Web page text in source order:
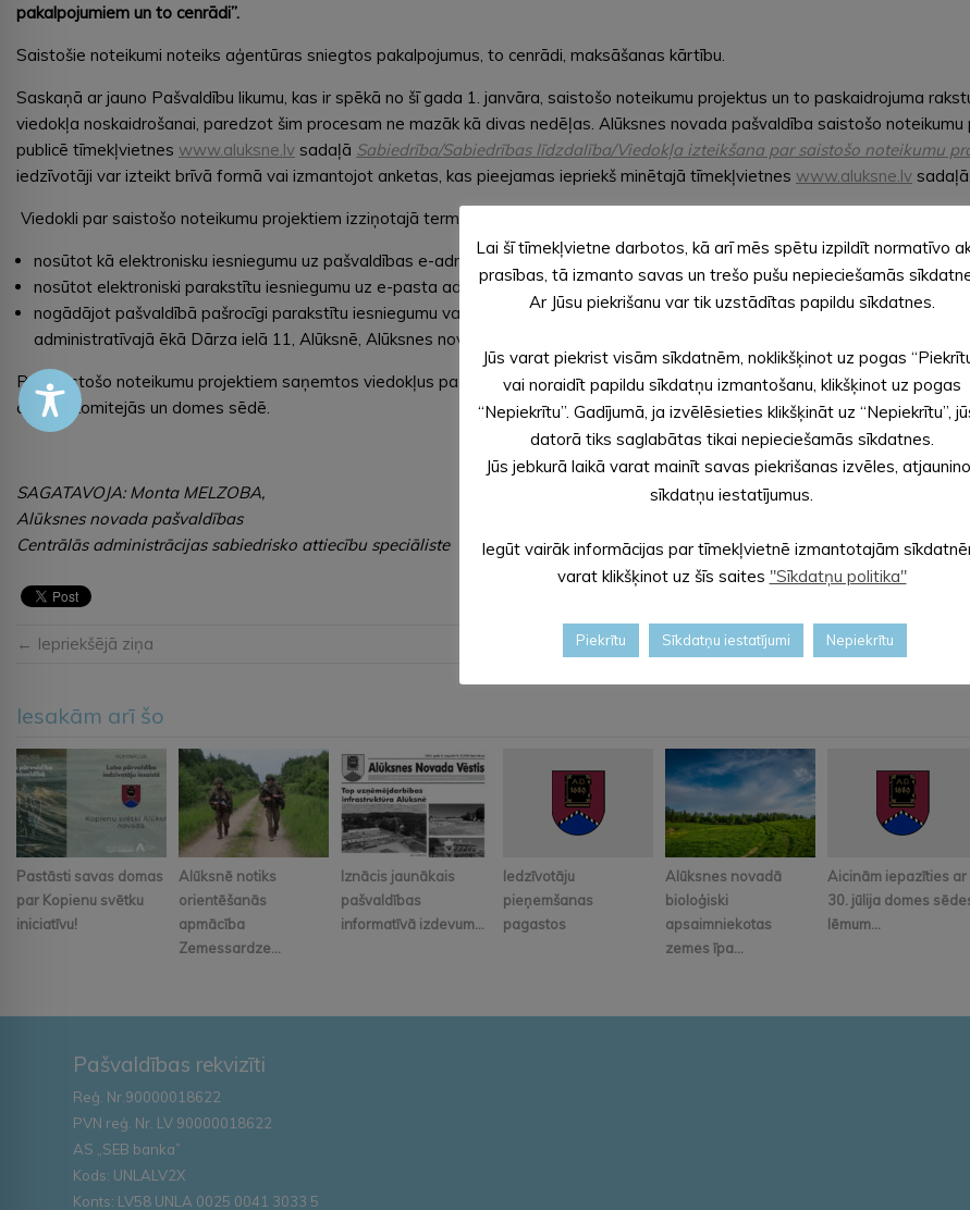
pakalpojumiem un to cenrādi”.
Saistošie noteikumi noteiks aģentūras sniegtos pakalpojumus, to cenrādi, maksāšanas kārtību.
Saskaņā ar jauno Pašvaldību likumu, kas ir spēkā no šī gada 1. janvāra, saistošo noteikumu projektus un to paskaidrojuma
viedokļa noskaidrošanai, paredzot šim procesam ne mazāk kā divas nedēļas. Alūksnes novada pašvaldība saistošo
publicē tīmekļvietnes www.aluksne.lv sadaļā Sabiedrība/Sabiedrības līdzdalība/Viedokļa izteikšana par saistošo noteikumu
iedzīvotāji var izteikt brīvā formā vai izmantojot anketas, kas pieejamas iepriekš minētajā tīmekļvietnes www.aluksne.lv sadaļā.
Viedokli par saistošo noteikumu projektiem izziņotajā termiņā var iesniegt kādā no šiem veidiem:
nosūtot kā elektronisku iesniegumu uz pašvaldības e-adresi portālālatvija.gov.lv,
nosūtot elektroniski parakstītu iesniegumu uz e-pasta adresi priekslikumi@aluksne.lv,
nogādājot pašvaldībā pašrocīgi parakstītu iesniegumu vai aizpildot iesnieguma veidlapu Valsts un pašvaldības vienotajos
administratīvajā ēkā Dārza ielā 11, Alūksnē, Alūksnes novadā, vai pagastu bibliotēkās
Par saistošo noteikumu projektiem saņemtos viedokļus pašvaldība apkopos un atspoguļos tos attiecīgo noteikumu projekta
domes komitejās un domes sēdē.
SAGATAVOJA: Monta MELZOBA,
Alūksnes novada pašvaldības
Centrālās administrācijas sabiedrisko attiecību speciāliste
← Iepriekšējā ziņa
Iesakām arī šo
Pastāsti savas domas
par Kopienu svētku
iniciatīvu!
Alūksnē notiks
orientēšanās
apmācība
Zemessardze...
Iznācis jaunākais
pašvaldības
informatīvā izdevum...
Iedzīvotāju
pieņemšanas
pagastos
Alūksnes novadā
bioloģiski
apsaimniekotas
zemes īpa...
Aicinām iepazīties ar
30. jūlija domes
lēmum...
Pašvaldības rekvizīti
Reģ. Nr.90000018622
PVN reģ. Nr. LV 90000018622
AS „SEB banka”
Kods: UNLALV2X
Konts: LV58 UNLA 0025 0041 3033 5
Lai šī tīmekļvietne darbotos, kā arī mēs spētu izpildīt normatīvo
prasības, tā izmanto savas un trešo pušu nepieciešamās
Ar Jūsu piekrišanu var tik uzstādītas papildu sīkdatnes.
Jūs varat piekrist visām sīkdatnēm, noklikšķinot uz pogas
vai noraidīt papildu sīkdatņu izmantošanu, klikšķinot uz pogas
“Nepiekrītu”. Gadījumā, ja izvēlēsieties klikšķināt uz “Nepiekrītu”,
datorā tiks saglabātas tikai nepieciešamās sīkdatnes.
Jūs jebkurā laikā varat mainīt savas piekrišanas izvēles,
sīkdatņu iestatījumus.
Iegūt vairāk informācijas par tīmekļvietnē izmantotajām
varat klikšķinot uz šīs saites "Sīkdatņu politika"
Piekrītu Sīkdatņu iestatījumi Nepiekrītu